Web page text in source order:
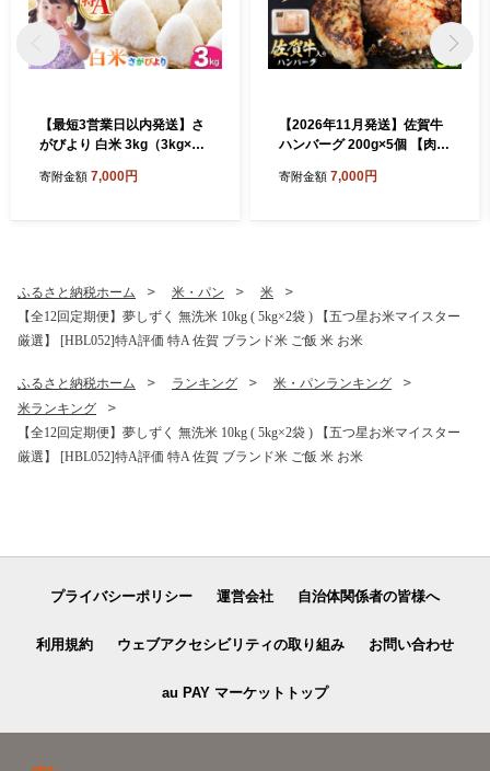
【最短3営業日以内発送】さ
がびより 白米 3kg（3kg×1
厳選】[HBL087]最速発送 最
寄附金額 7,000円
【2026年11月発送】佐賀牛
ハンバーグ 200g×5個 【肉の
寄附金額 7,000円
ふるさと納税ホーム 米・パン
米
【全12回定期便】夢しずく 無洗米 10kg ( 5kg×2袋 ) 【五つ星お米マイスター
厳選】 [HBL052]特A評価 特A 佐賀 ブランド米 ご飯 米 お米
ふるさと納税ホーム ランキング
米・パンランキング
米ランキング
【全12回定期便】夢しずく 無洗米 10kg ( 5kg×2袋 ) 【五つ星お米マイスター
厳選】 [HBL052]特A評価 特A 佐賀 ブランド米 ご飯 米 お米
プライバシーポリシー 運営会社 自治体関係者の皆様へ
利用規約 ウェブアクセシビリティの取り組み お問い合わせ
au PAY マーケットトップ